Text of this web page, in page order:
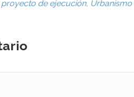
proyecto de ejecución, Urbanismo